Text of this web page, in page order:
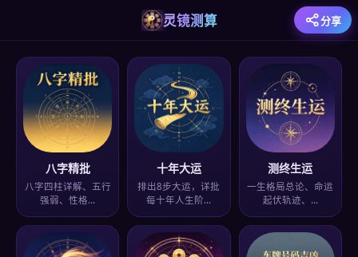
灵镜测算 分享
八字精批
八字四柱详解、五行
强弱、性格…
十年大运
排出8步大运，详批
每十年人生阶…
测终生运
一生格局总论、命运
起伏轨迹、…